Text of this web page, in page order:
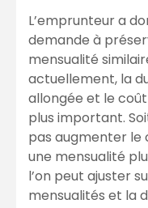
L’emprunteur a
demande à
mensualité
actuellement, la
allongée et le
plus important.
pas augmenter
une mensualité
l’on peut ajuster
mensualités et la